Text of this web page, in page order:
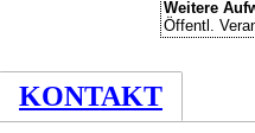
Weitere
Öffentl.
KONTAKT